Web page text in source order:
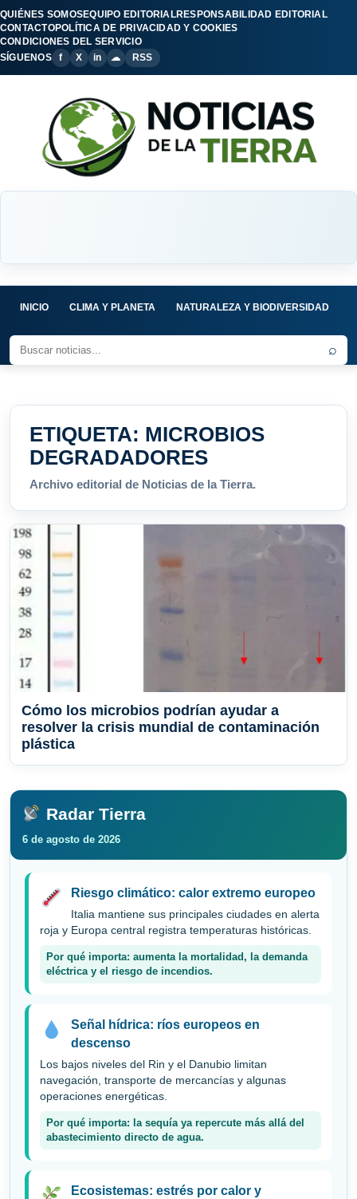
QUIÉNES SOMOSEQUIPO EDITORIALRESPONSABILIDAD EDITORIAL
CONTACTOPOLÍTICA DE PRIVACIDAD Y COOKIES
CONDICIONES DEL SERVICIO
SÍGUENOS
f X in ☁ RSS
INICIO CLIMA Y PLANETA NATURALEZA Y BIODIVERSIDAD
⌕
ETIQUETA: MICROBIOS
DEGRADADORES
Archivo editorial de Noticias de la Tierra.
Cómo los microbios podrían ayudar a
resolver la crisis mundial de contaminación
plástica
Radar Tierra
6 de agosto de 2026
Riesgo climático: calor extremo europeo
Italia mantiene sus principales ciudades en alerta
roja y Europa central registra temperaturas históricas.
Por qué importa: aumenta la mortalidad, la demanda
eléctrica y el riesgo de incendios.
Señal hídrica: ríos europeos en
descenso
Los bajos niveles del Rin y el Danubio limitan
navegación, transporte de mercancías y algunas
operaciones energéticas.
Por qué importa: la sequía ya repercute más allá del
abastecimiento directo de agua.
Ecosistemas: estrés por calor y